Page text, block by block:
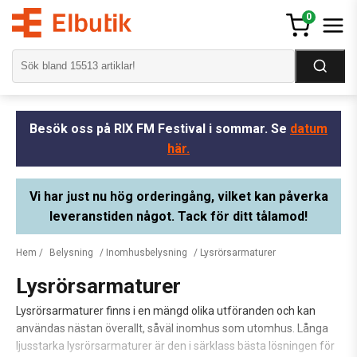
0
Besök oss på RIX FM Festival i sommar. Se datum
här.
Vi har just nu hög orderingång, vilket kan påverka
leveranstiden något. Tack för ditt tålamod!
Hem / Belysning / Inomhusbelysning / Lysrörsarmaturer
Lysrörsarmaturer
Lysrörsarmaturer finns i en mängd olika utföranden och kan
användas nästan överallt, såväl inomhus som utomhus. Långa
ljusstarka lysrörsarmaturer är den i särklass bästa lösningen för